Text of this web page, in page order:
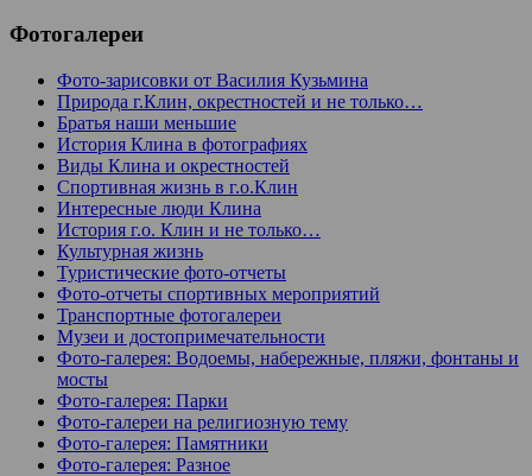
Фотогалереи
Фото-зарисовки от Василия Кузьмина
Природа г.Клин, окрестностей и не только…
Братья наши меньшие
История Клина в фотографиях
Виды Клина и окрестностей
Спортивная жизнь в г.о.Клин
Интересные люди Клина
История г.о. Клин и не только…
Культурная жизнь
Туристические фото-отчеты
Фото-отчеты спортивных мероприятий
Транспортные фотогалереи
Музеи и достопримечательности
Фото-галерея: Водоемы, набережные, пляжи, фонтаны и
мосты
Фото-галерея: Парки
Фото-галереи на религиозную тему
Фото-галерея: Памятники
Фото-галерея: Разное